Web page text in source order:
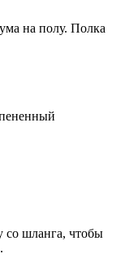
на полу. Полка
со шланга, чтобы